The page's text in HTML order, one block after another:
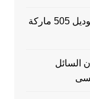
ماكينات تعبئة وتغليف اكياس الشامبو موديل 505 ماركة
السائل